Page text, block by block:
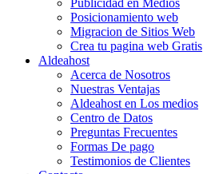
Publicidad en Medios
Posicionamiento web
Migracion de Sitios Web
Crea tu pagina web Gratis
Aldeahost
Acerca de Nosotros
Nuestras Ventajas
Aldeahost en Los medios
Centro de Datos
Preguntas Frecuentes
Formas De pago
Testimonios de Clientes